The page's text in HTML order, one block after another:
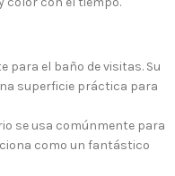
para el baño de visitas. Su
superficie práctica para
se usa comúnmente para
como un fantástico